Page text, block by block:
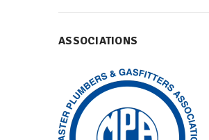
ASSOCIATIONS